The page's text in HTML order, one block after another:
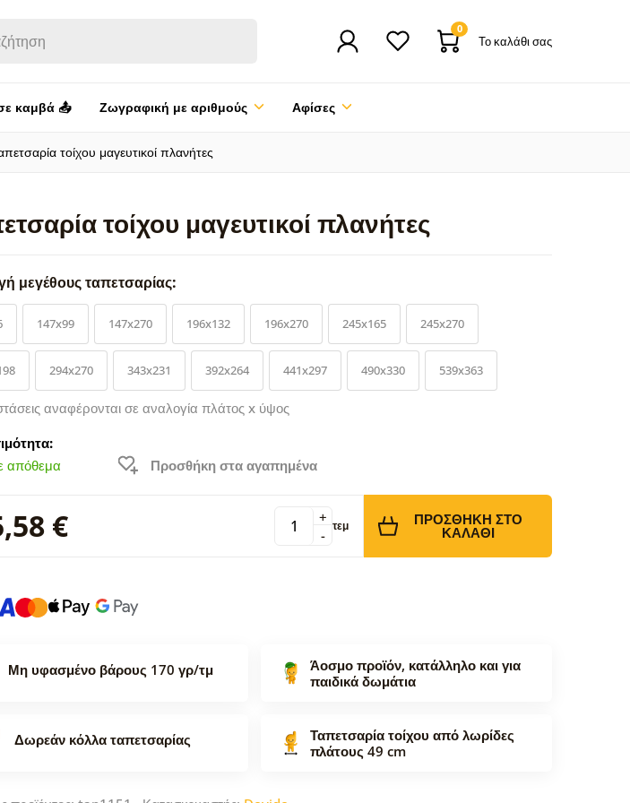
0
Το καλάθι σας
καμβά 📤 Ζωγραφική με αριθμούς Αφίσες
τοίχου μαγευτικοί πλανήτες
τοίχου μαγευτικοί πλανήτες
μεγέθους ταπετσαρίας:
147x99 147x270 196x132 196x270 245x165 245x270
294x270 343x231 392x264 441x297 490x330 539x363
αναφέρονται σε αναλογία πλάτος x ύψος
απόθεμα
Προσθήκη στα αγαπημένα
€ -
+ τεμ ΠΡΟΣΘΉΚΗ ΣΤΟ
ΚΑΛΆΘΙ
Μη υφασμένο βάρους 170 γρ/τμ
Άοσμο προϊόν, κατάλληλο και για
παιδικά δωμάτια
Δωρεάν κόλλα ταπετσαρίας
Ταπετσαρία τοίχου από λωρίδες
πλάτους 49 cm